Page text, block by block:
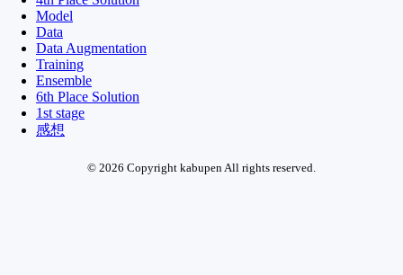
Model
Data
Data Augmentation
Training
Ensemble
6th Place Solution
1st stage
感想
© 2026 Copyright kabupen All rights reserved.